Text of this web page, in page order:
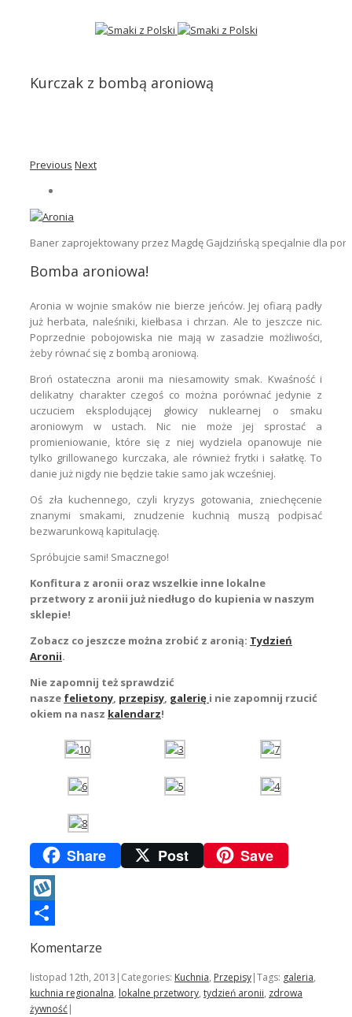
Kurczak z bombą aroniową
Previous Next
Baner zaprojektowany przez Magdę Gajdzińską specjalnie dla
Bomba aroniowa!
Aronia w wojnie smaków nie bierze jeńców. Jej ofiarą padły
już herbata, naleśniki, kiełbasa i chrzan. Ale to jeszcze nic.
Poprzednie pobojowiska nie mają w zasadzie możliwości,
żeby równać się z bombą aroniową.
Broń ostateczna aronii ma niesamowity smak. Kwaśność i
delikatny charakter czegoś co można porównać jedynie z
uczuciem eksplodującej głowicy nuklearnej o smaku
aroniowym w ustach. Nic nie może jej sprostać a
promieniowanie, które się z niej wydziela opanowuje nie
tylko grillowanego kurczaka, ale również frytki i sałatkę. To
danie już nigdy nie będzie takie samo jak wcześniej.
Oś zła kuchennego, czyli kryzys gotowania, zniechęcenie
znanymi smakami, znudzenie kuchnią muszą podpisać
bezwarunkową kapitulację.
Spróbujcie sami! Smacznego!
Konfitura z aronii oraz wszelkie inne lokalne
przetwory z aronii już niedługo do kupienia w naszym
sklepie!
Zobacz co jeszcze można zrobić z aronią: Tydzień
Aronii.
Nie zapomnij też sprawdzić
nasze felietony, przepisy, galerię i nie zapomnij rzucić
okiem na nasz kalendarz!
Share Post Save
Wykop
Komentarze
listopad 12th, 2013 | Categories: Kuchnia, Przepisy|Tags: galeria,
kuchnia regionalna, lokalne przetwory, tydzień aronii, zdrowa
żywność|